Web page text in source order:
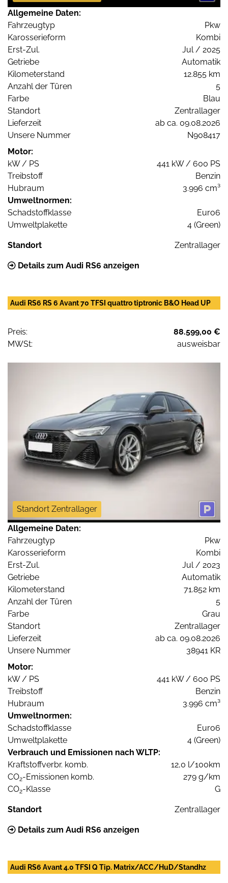
Allgemeine Daten:
Fahrzeugtyp
Pkw
Karosserieform
Kombi
Erst-Zul.
Jul / 2025
Getriebe
Automatik
Kilometerstand
12.855 km
Anzahl der Türen
5
Farbe
Blau
Standort
Zentrallager
Lieferzeit
ab ca. 09.08.2026
Unsere Nummer
N908417
Motor:
kW / PS
441 kW / 600 PS
Treibstoff
Benzin
Hubraum
3.996 cm³
Umweltnormen:
Schadstoffklasse
Euro6
Umweltplakette
4 (Green)
Standort Zentrallager
Details zum Audi RS6 anzeigen
Audi RS6 RS 6 Avant 70 TFSI quattro tiptronic B&O Head UP
Preis:
88.599,00 €
MWSt:
ausweisbar
Standort Zentrallager
Allgemeine Daten:
Fahrzeugtyp
Pkw
Karosserieform
Kombi
Erst-Zul.
Jul / 2023
Getriebe
Automatik
Kilometerstand
71.852 km
Anzahl der Türen
5
Farbe
Grau
Standort
Zentrallager
Lieferzeit
ab ca. 09.08.2026
Unsere Nummer
38941 KR
Motor:
kW / PS
441 kW / 600 PS
Treibstoff
Benzin
Hubraum
3.996 cm³
Umweltnormen:
Schadstoffklasse
Euro6
Umweltplakette
4 (Green)
Verbrauch und Emissionen nach WLTP:
Kraftstoffverbr. komb.
12,0 l/100km
CO2-Emissionen komb.
279 g/km
CO2-Klasse G
Standort Zentrallager
Details zum Audi RS6 anzeigen
Audi RS6 Avant 4.0 TFSI Q Tip. Matrix/ACC/HuD/Standhz